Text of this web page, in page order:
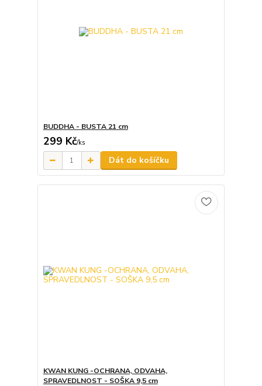
BUDDHA - BUSTA 21 cm
299 Kč/ks
Dát do košíčku
KWAN KUNG -OCHRANA, ODVAHA,
SPRAVEDLNOST - SOŠKA 9,5 cm